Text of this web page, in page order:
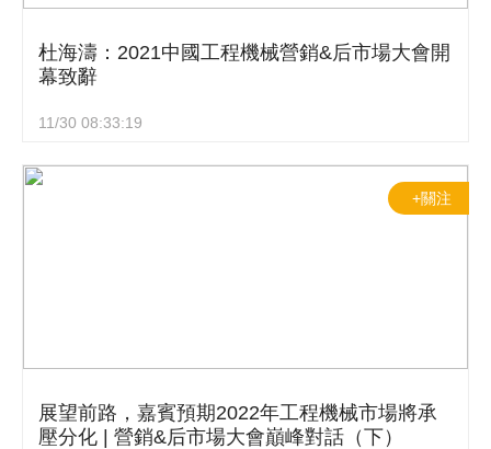
杜海濤：2021中國工程機械營銷&后市場大會開
幕致辭
11/30 08:33:19
+關注
展望前路，嘉賓預期2022年工程機械市場將承
壓分化 | 營銷&后市場大會巔峰對話（下）